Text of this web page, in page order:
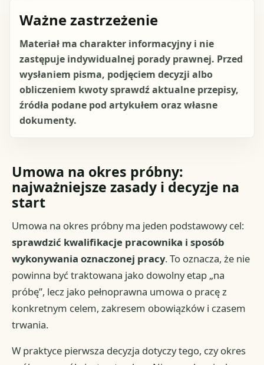
Ważne zastrzeżenie
Materiał ma charakter informacyjny i nie
zastępuje indywidualnej porady prawnej. Przed
wysłaniem pisma, podjęciem decyzji albo
obliczeniem kwoty sprawdź aktualne przepisy,
źródła podane pod artykułem oraz własne
dokumenty.
Umowa na okres próbny:
najważniejsze zasady i decyzje na
start
Umowa na okres próbny ma jeden podstawowy cel:
sprawdzić kwalifikacje pracownika i sposób
wykonywania oznaczonej pracy. To oznacza, że nie
powinna być traktowana jako dowolny etap „na
próbę”, lecz jako pełnoprawna umowa o pracę z
konkretnym celem, zakresem obowiązków i czasem
trwania.
W praktyce pierwsza decyzja dotyczy tego, czy okres